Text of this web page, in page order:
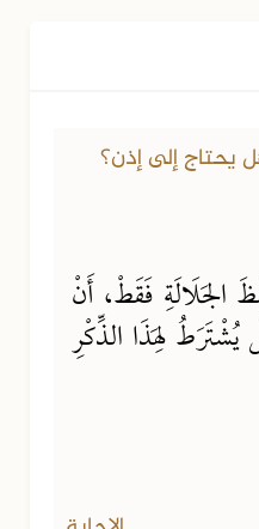
يحتاج إلى إذن؟
الجَلَالَةِ فَقَطْ، أَنْ
يُشْتَرَطُ لِهَذَا الذِّكْرِ